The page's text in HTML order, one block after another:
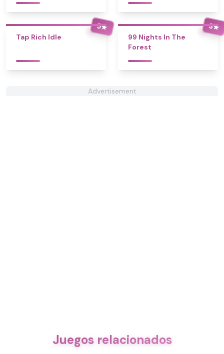
5★
Tap Rich Idle
3★
99 Nights In The
Forest
Advertisement
Juegos relacionados